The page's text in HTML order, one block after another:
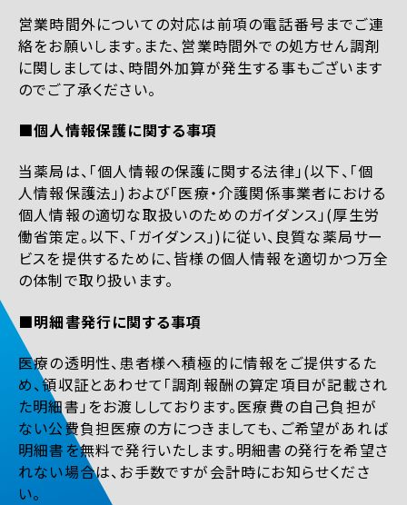
営業時間外についての対応は前項の電話番号までご連
絡をお願いします。また、営業時間外での処方せん調剤
に関しましては、時間外加算が発生する事もございます
のでご了承ください。
■個人情報保護に関する事項
当薬局は、「個人情報の保護に関する法律」(以下、「個
人情報保護法」)および「医療・介護関係事業者における
個人情報の適切な取扱いのためのガイダンス」(厚生労
働省策定。以下、「ガイダンス」)に従い、良質な薬局サー
ビスを提供するために、皆様の個人情報を適切かつ万全
の体制で取り扱います。
■明細書発行に関する事項
医療の透明性、患者様へ積極的に情報をご提供するた
め、領収証とあわせて「調剤報酬の算定項目が記載され
た明細書」をお渡ししております。医療費の自己負担が
ない公費負担医療の方につきましても、ご希望があれば
明細書を無料で発行いたします。明細書の発行を希望さ
れない場合は、お手数ですが会計時にお知らせくださ
い。